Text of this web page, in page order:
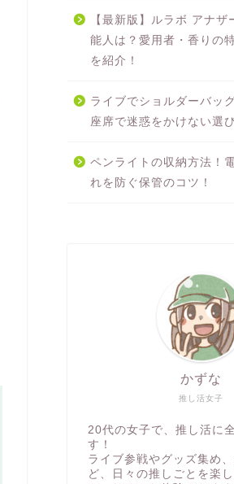
【最新版】ルラボ アナ
能人は？愛用者・香りの
を紹介！
ライブでショルダーバッ
座席で迷惑をかけない選び
ペンライトの収納方法！
れを防ぐ保管のコツ！
推し活女子
かずな
20代の女子で、推し活に
す！
ライブ参戦やグッズ集め
ど、日々の推しごとを楽